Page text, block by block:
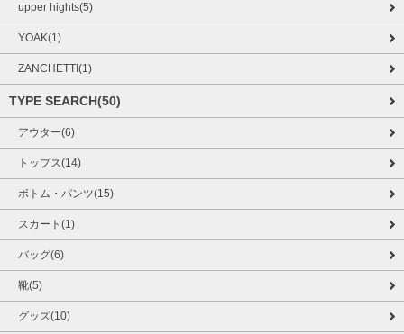
upper hights(5)
YOAK(1)
ZANCHETTI(1)
TYPE SEARCH(50)
アウター(6)
トップス(14)
ボトム・パンツ(15)
スカート(1)
バッグ(6)
靴(5)
グッズ(10)